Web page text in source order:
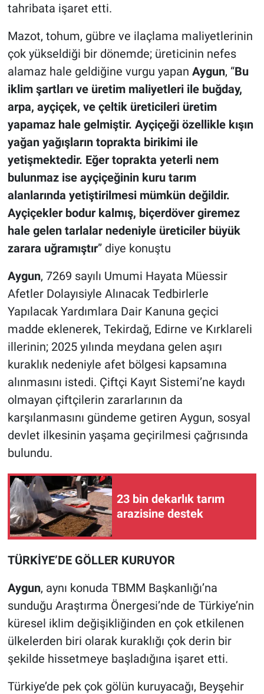
tahribata işaret etti.
Mazot, tohum, gübre ve ilaçlama maliyetlerinin
çok yükseldiği bir dönemde; üreticinin nefes
alamaz hale geldiğine vurgu yapan Aygun, “Bu
iklim şartları ve üretim maliyetleri ile buğday,
arpa, ayçiçek, ve çeltik üreticileri üretim
yapamaz hale gelmiştir. Ayçiçeği özellikle kışın
yağan yağışların toprakta birikimi ile
yetişmektedir. Eğer toprakta yeterli nem
bulunmaz ise ayçiçeğinin kuru tarım
alanlarında yetiştirilmesi mümkün değildir.
Ayçiçekler bodur kalmış, biçerdöver giremez
hale gelen tarlalar nedeniyle üreticiler büyük
zarara uğramıştır” diye konuştu
Aygun, 7269 sayılı Umumi Hayata Müessir
Afetler Dolayısiyle Alınacak Tedbirlerle
Yapılacak Yardımlara Dair Kanuna geçici
madde eklenerek, Tekirdağ, Edirne ve Kırklareli
illerinin; 2025 yılında meydana gelen aşırı
kuraklık nedeniyle afet bölgesi kapsamına
alınmasını istedi. Çiftçi Kayıt Sistemi’ne kaydı
olmayan çiftçilerin zararlarının da
karşılanmasını gündeme getiren Aygun, sosyal
devlet ilkesinin yaşama geçirilmesi çağrısında
bulundu.
23 bin dekarlık tarım
arazisine destek
TÜRKİYE’DE GÖLLER KURUYOR
Aygun, aynı konuda TBMM Başkanlığı’na
sunduğu Araştırma Önergesi’nde de Türkiye’nin
küresel iklim değişikliğinden en çok etkilenen
ülkelerden biri olarak kuraklığı çok derin bir
şekilde hissetmeye başladığına işaret etti.
Türkiye’de pek çok gölün kuruyacağı, Beyşehir